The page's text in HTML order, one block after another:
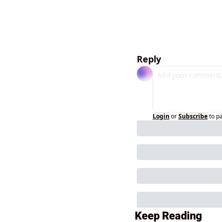
Reply
Login orSubscribeto
Keep Reading